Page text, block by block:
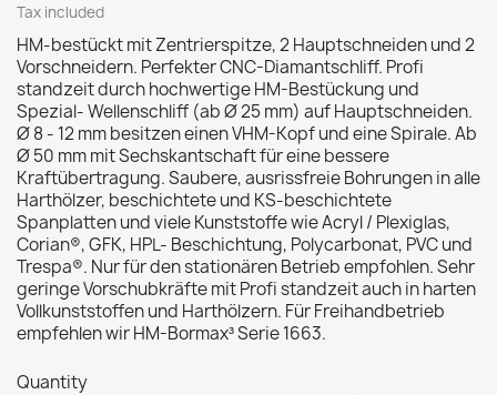
Tax included
HM-bestückt mit Zentrierspitze, 2 Hauptschneiden und 2
Vorschneidern. Perfekter CNC-Diamantschliff. Profi
standzeit durch hochwertige HM-Bestückung und
Spezial- Wellenschliff (ab Ø 25 mm) auf Hauptschneiden.
Ø 8 - 12 mm besitzen einen VHM-Kopf und eine Spirale. Ab
Ø 50 mm mit Sechskantschaft für eine bessere
Kraftübertragung. Saubere, ausrissfreie Bohrungen in alle
Harthölzer, beschichtete und KS-beschichtete
Spanplatten und viele Kunststoffe wie Acryl / Plexiglas,
Corian®, GFK, HPL- Beschichtung, Polycarbonat, PVC und
Trespa®. Nur für den stationären Betrieb empfohlen. Sehr
geringe Vorschubkräfte mit Profi standzeit auch in harten
Vollkunststoffen und Harthölzern. Für Freihandbetrieb
empfehlen wir HM-Bormax³ Serie 1663.
Quantity